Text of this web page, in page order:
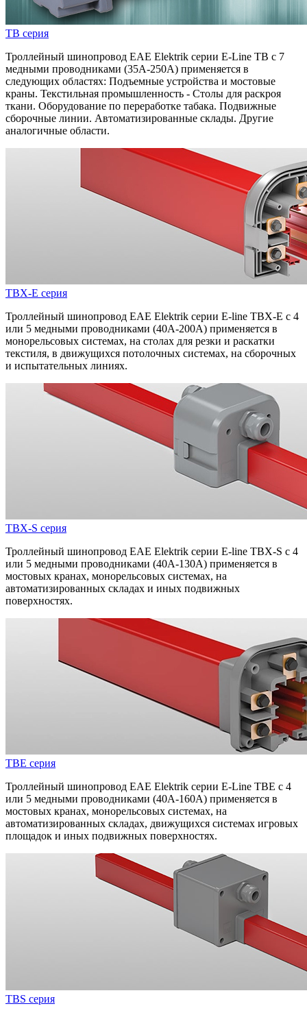
TB серия
Троллейный шинопровод EAE Elektrik серии E-Line TB с 7
медными проводниками (35A-250A) применяется в
следующих областях: Подъемные устройства и мостовые
краны. Текстильная промышленность - Столы для раскроя
ткани. Оборудование по переработке табака. Подвижные
сборочные линии. Автоматизированные склады. Другие
аналогичные области.
TBX-E серия
Троллейный шинопровод EAE Elektrik серии E-line TBX-E с 4
или 5 медными проводниками (40A-200A) применяется в
монорельсовых системах, на столах для резки и раскатки
текстиля, в движущихся потолочных системах, на сборочных
и испытательных линиях.
TBX-S серия
Троллейный шинопровод EAE Elektrik серии E-line TBX-S с 4
или 5 медными проводниками (40A-130A) применяется в
мостовых кранах, монорельсовых системах, на
автоматизированных складах и иных подвижных
поверхностях.
TBE серия
Троллейный шинопровод EAE Elektrik серии E-Line TBE с 4
или 5 медными проводниками (40A-160A) применяется в
мостовых кранах, монорельсовых системах, на
автоматизированных складах, движущихся системах игровых
площадок и иных подвижных поверхностях.
TBS серия